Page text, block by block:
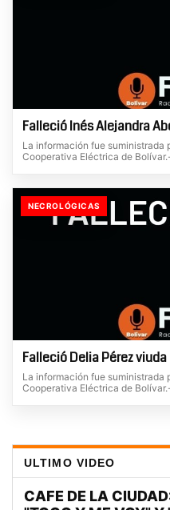
Falleció Inés Alejandra
La información fue suministrada
Cooperativa Eléctrica de
NECROLÓGICAS
Falleció Delia Pérez
La información fue suministrada
Cooperativa Eléctrica de
ULTIMO VIDEO